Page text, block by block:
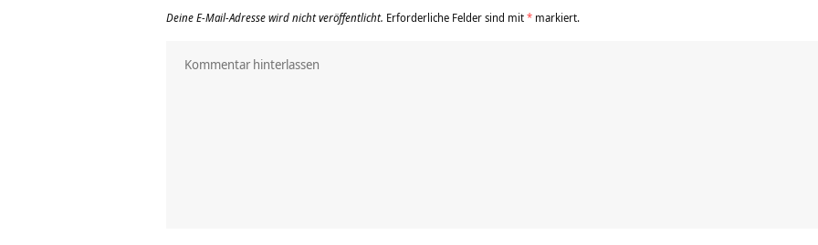
Deine E-Mail-Adresse wird nicht veröffentlicht. Erforderliche Felder sind mit* markiert.